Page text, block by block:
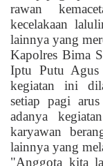
rawan
kecelakaan
lainnya yang
Kapolres Bima
Iptu Putu Agus
kegiatan ini
setiap pagi
adanya
karyawan
lainnya yang
"Anggota kita